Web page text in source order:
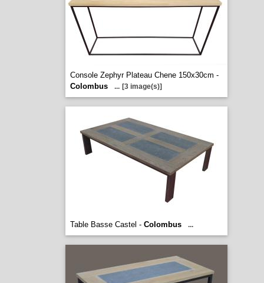
Console Zephyr Plateau Chene 150x30cm -
Colombus
... [3 image(s)]
Table Basse Castel - Colombus ...